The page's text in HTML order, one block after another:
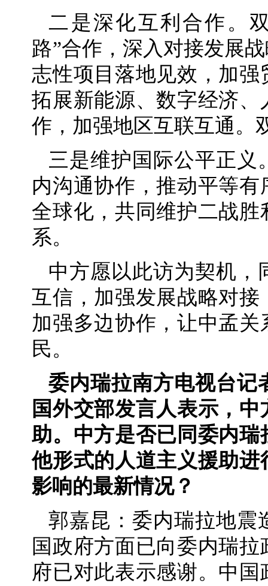
二是深化互利合作。
路”合作，深入对接发展
志性项目落地见效，加
拓展新能源、数字经济
作，加强地区互联互通。
三是维护国际公平正义
内沟通协作，推动平等
全球化，共同维护二战
系。
中方愿以此访为契机，
互信，加强发展战略对
加强多边协作，让中孟
民。
委内瑞拉南方电视台记
国外交部发言人表示，
助。中方是否已同委内
他形式的人道主义援助
影响的最新情况？
郭嘉昆：委内瑞拉地震
国政府方面已向委内瑞
府已对此表示感谢。中